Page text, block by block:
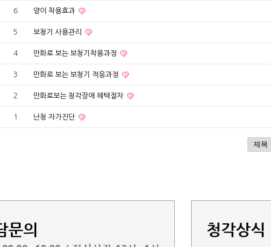
6 양이 착용효과
5 보청기 사용관리
4 만화로 보는 보청기착용과정
3 만화로 보는 보청기 적응과정
2 만화로보는 청각장애 혜택절차
1 난청 자가진단